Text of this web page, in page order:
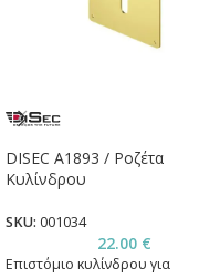
DISEC A1893 / Ροζέτα
Κυλίνδρου
SKU: 001034
22.00 €
Επιστόμιο κυλίνδρου για